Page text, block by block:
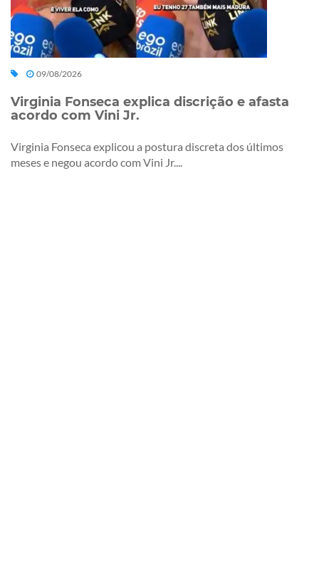
09/08/2026
Virginia Fonseca explica discrição e afasta
acordo com Vini Jr.
Virginia Fonseca explicou a postura discreta dos últimos
meses e negou acordo com Vini Jr....